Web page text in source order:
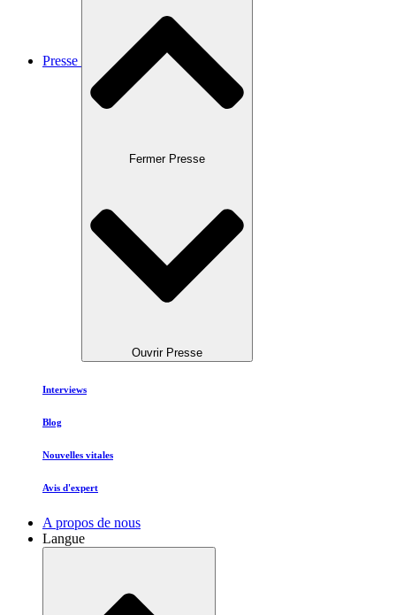
Presse
Fermer Presse
Ouvrir Presse
Interviews
Blog
Nouvelles vitales
Avis d'expert
A propos de nous
Langue